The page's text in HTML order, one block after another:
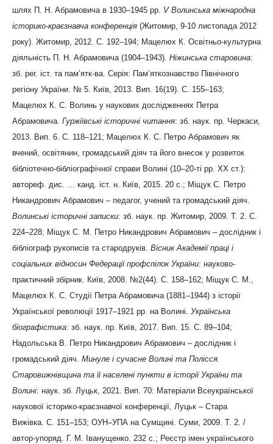
шлях П. Н. Абрамовича в 1930–1945 рр. V Волинська міжнародна
історико-краєзнавча конференція (Житомир, 9-10 листопада 2012
року). Житомир, 2012. С. 192–194; Мацелюх К. Освітньо-культурна
діяльність П. Н. Абрамовича (1904–1943). Ніжинська старовина:
зб. рег. іст. та пам’ятк-ва. Серія: Пам’яткознавство Північного
регіону України. № 5. Київ, 2013. Вип. 16(19). С. 155–163;
Мацелюх К. С. Волинь у наукових дослідженнях Петра
Абрамовича. Гуржіївські історичні читання: зб. наук. пр. Черкаси,
2013. Вип. 6. С. 118–121; Мацелюх К. С. Петро Абрамович як
вчений, освітянин, громадський діяч та його внесок у розвиток
бібліотечно-бібліографічної справи Волині (10–20-ті рр. ХХ ст.):
автореф. дис. … канд. іст. н. Київ, 2015. 20 с.; Міщук С. Петро
Никандрович Абрамович – педагог, учений та громадський діяч.
Волинські історичні записки: зб. наук. пр. Житомир, 2009. Т. 2. С.
224–228; Міщук С. М. Петро Никандрович Абрамович – дослідник і
бібліограф рукописів та стародруків. Вісник Академії праці і
соціальних відносин Федерації профспілок України: науково-
практичний збірник. Київ, 2008. №2(44). С. 158–162; Міщук С. М.,
Мацелюх К. С. Студії Петра Абрамовича (1881–1944) з історії
Української революції 1917–1921 рр. на Волині. Українська
біографістика: зб. наук. пр. Київ, 2017. Вип. 15. С. 89–104;
Надольська В. Петро Никандрович Абрамович – дослідник і
громадський діяч. Минуле і сучасне Волині та Полісся.
Старовижнівщина та її населені пункти в історії України та
Волині: наук. зб. Луцьк, 2021. Вип. 70: Матеріали Всеукраїнської
наукової історико-краєзнавчої конференції, Луцьк – Стара
Вижівка. С. 151–153; ОУН–УПА на Сумщині. Суми, 2009. Т. 2. /
автор-упоряд. Г. М. Іванущенко. 232 с.; Реєстр імен українського